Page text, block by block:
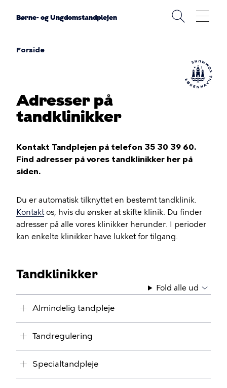
Børne- og Ungdomstandplejen
Forside
Adresser på
tandklinikker
Kontakt Tandplejen på telefon 35 30 39 60.
Find adresser på vores tandklinikker her på
siden.
Du er automatisk tilknyttet en bestemt tandklinik.
Kontaktos, hvis du ønsker at skifte klinik. Du finder
adresser på alle vores klinikker herunder. I perioder
kan enkelte klinikker have lukket for tilgang.
Tandklinikker
Fold alle ud
Almindelig tandpleje
Tandregulering
Specialtandpleje